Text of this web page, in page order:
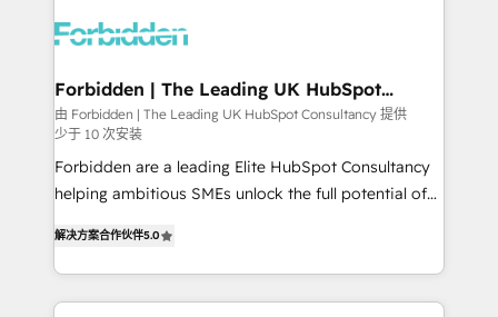
Dynamics..), VOIP (Aircall, Ringover, Modjo), Shopify,
Extensions (React), Serverless Node.js, Custom
Objects, thèmes HubL, agents IA & Breeze AI. 🎯
Secteurs : Industrie, Distribution B2B, SaaS, Services
B2B, Immobilier, Viticulture, Finance. 🚀 Nos livrables
: migration sécurisée, implémentation Marketing +
HubSpot temps réel, formation équipes. 🏆 +350
projets livrés. Accrédités HubSpot CRM
Implementation, Data Migration & Custom
Forbidden | The Leading UK HubSpot
Consultancy
由 Forbidden | The Leading UK HubSpot Consultancy 提供
少于 10 次安装
Forbidden are a leading Elite HubSpot Consultancy
helping ambitious SMEs unlock the full potential of
but never see the ROI they expected due to poor
adoption, messy data, and disconnected teams
getting in the way. That’s where we come in. We
解决方案合作伙伴5.0